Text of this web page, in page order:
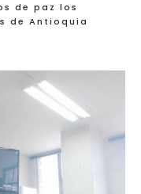
de paz los
de Antioquia